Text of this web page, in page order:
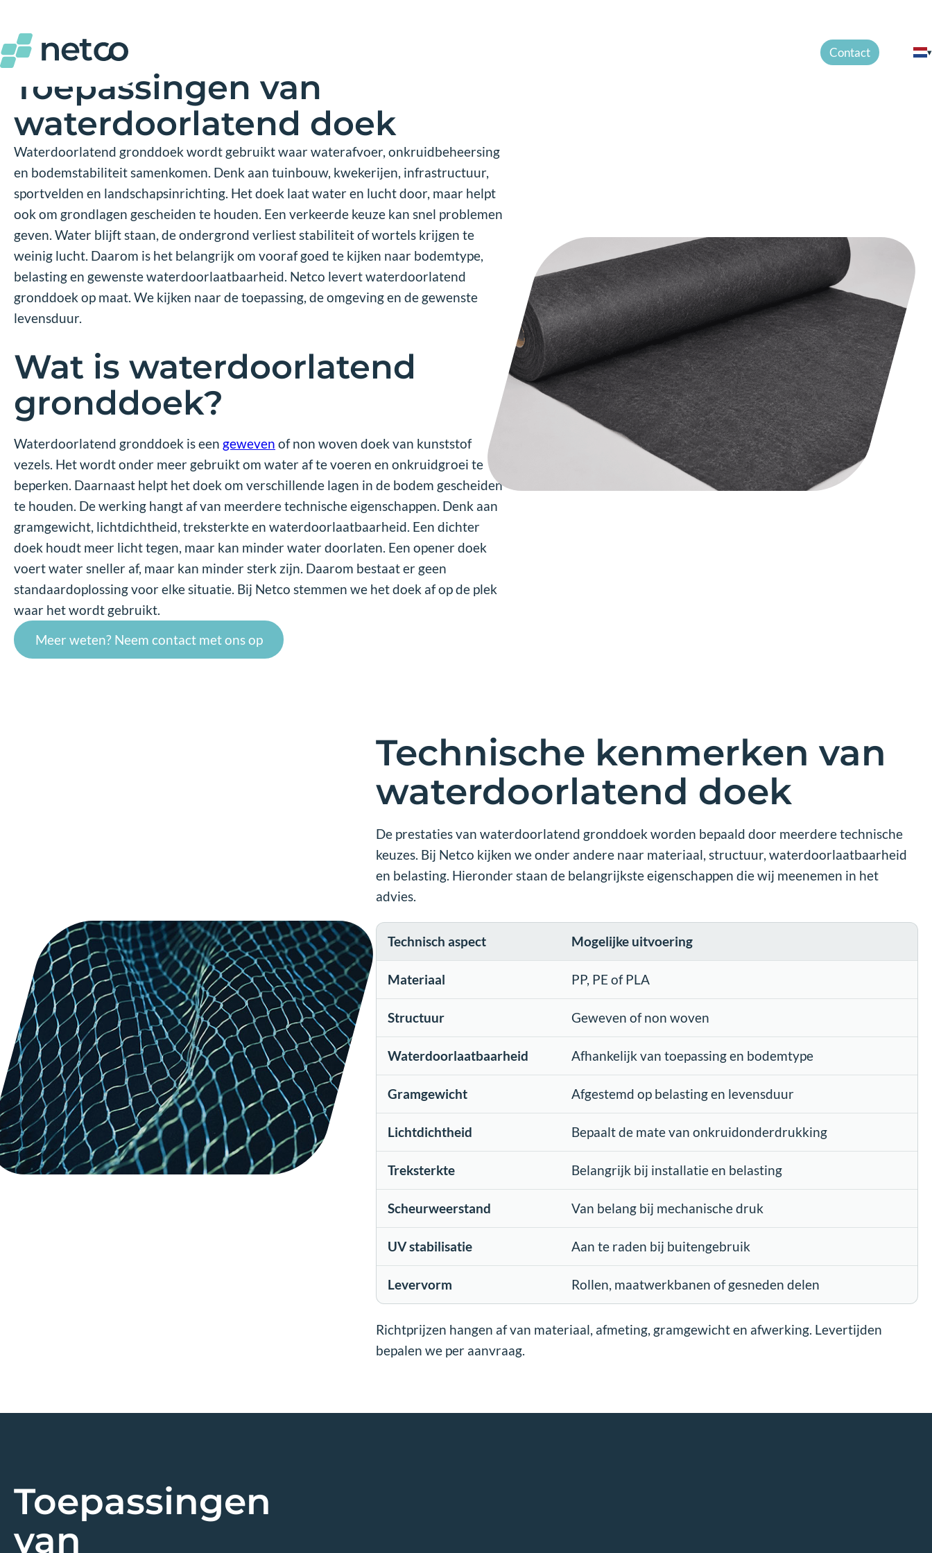
Contact ▾
Gratis testproduct 100% op maat
Toepassingen van
waterdoorlatend doek
Waterdoorlatend gronddoek wordt gebruikt waar waterafvoer, onkruidbeheersing
en bodemstabiliteit samenkomen. Denk aan tuinbouw, kwekerijen, infrastructuur,
sportvelden en landschapsinrichting. Het doek laat water en lucht door, maar helpt
ook om grondlagen gescheiden te houden. Een verkeerde keuze kan snel problemen
geven. Water blijft staan, de ondergrond verliest stabiliteit of wortels krijgen te
weinig lucht. Daarom is het belangrijk om vooraf goed te kijken naar bodemtype,
belasting en gewenste waterdoorlaatbaarheid. Netco levert waterdoorlatend
gronddoek op maat. We kijken naar de toepassing, de omgeving en de gewenste
levensduur.
Wat is waterdoorlatend
gronddoek?
Waterdoorlatend gronddoek is een geweven of non woven doek van kunststof
vezels. Het wordt onder meer gebruikt om water af te voeren en onkruidgroei te
beperken. Daarnaast helpt het doek om verschillende lagen in de bodem gescheiden
te houden. De werking hangt af van meerdere technische eigenschappen. Denk aan
gramgewicht, lichtdichtheid, treksterkte en waterdoorlaatbaarheid. Een dichter
doek houdt meer licht tegen, maar kan minder water doorlaten. Een opener doek
voert water sneller af, maar kan minder sterk zijn. Daarom bestaat er geen
standaardoplossing voor elke situatie. Bij Netco stemmen we het doek af op de plek
waar het wordt gebruikt.
Meer weten? Neem contact met ons op
Technische kenmerken van
waterdoorlatend doek
De prestaties van waterdoorlatend gronddoek worden bepaald door meerdere technische
keuzes. Bij Netco kijken we onder andere naar materiaal, structuur, waterdoorlaatbaarheid
en belasting. Hieronder staan de belangrijkste eigenschappen die wij meenemen in het
advies.
Technisch aspect Mogelijke uitvoering
Materiaal PP, PE of PLA
Structuur Geweven of non woven
Waterdoorlaatbaarheid Afhankelijk van toepassing en bodemtype
Gramgewicht Afgestemd op belasting en levensduur
Lichtdichtheid Bepaalt de mate van onkruidonderdrukking
Treksterkte Belangrijk bij installatie en belasting
Scheurweerstand Van belang bij mechanische druk
UV stabilisatie Aan te raden bij buitengebruik
Levervorm Rollen, maatwerkbanen of gesneden delen
Richtprijzen hangen af van materiaal, afmeting, gramgewicht en afwerking. Levertijden
bepalen we per aanvraag.
Toepassingen
van